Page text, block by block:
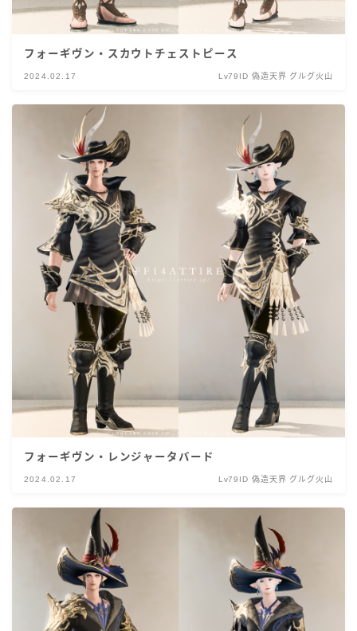
フォーギヴン・スカウトチェストピース
2024.02.17 Lv79ID 偽造天界 グルグ火山
フォーギヴン・レンジャータバード
2024.02.17 Lv79ID 偽造天界 グルグ火山